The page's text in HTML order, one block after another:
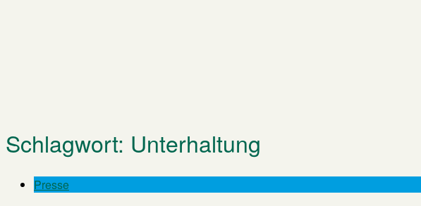
Schlagwort: Unterhaltung
Presse